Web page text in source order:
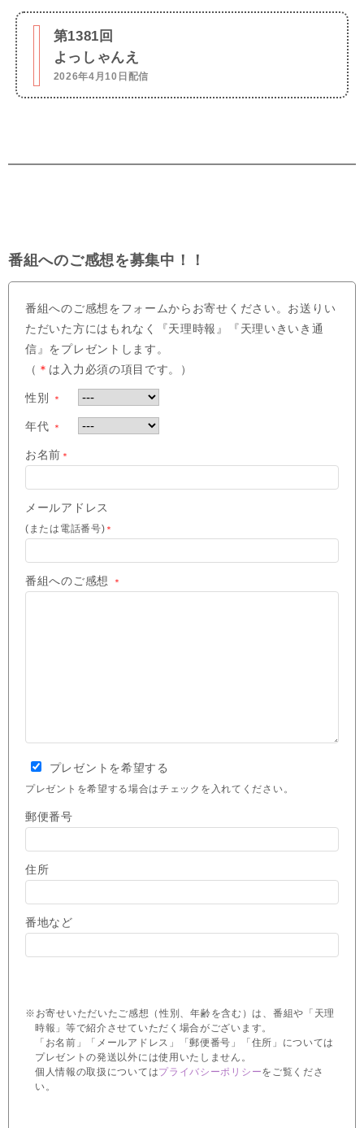
第1381回
よっしゃんえ
2026年4月10日配信
番組へのご感想を募集中！！
番組へのご感想をフォームからお寄せください。お送りい
ただいた方にはもれなく『天理時報』『天理いきいき通
信』をプレゼントします。
（ ＊ は入力必須の項目です。）
性別 ＊
年代 ＊
お名前 ＊
メールアドレス
(または電話番号) ＊
番組へのご感想 ＊
プレゼントを希望する
プレゼントを希望する場合はチェックを入れてください。
郵便番号
住所
番地など
※お寄せいただいたご感想（性別、年齢を含む）は、番組や「天理
時報」等で紹介させていただく場合がございます。
「お名前」「メールアドレス」「郵便番号」「住所」については
プレゼントの発送以外には使用いたしません。
個人情報の取扱についてはプライバシーポリシーをご覧くださ
い。